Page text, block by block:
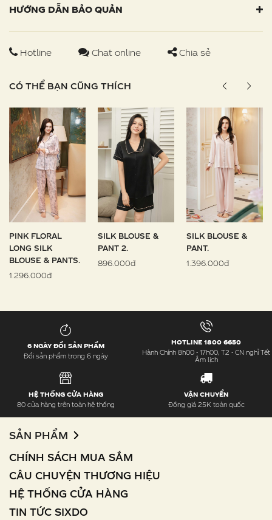
HƯỚNG DẪN BẢO QUẢN
Hotline Chat online Chia sẻ
CÓ THỂ BẠN CŨNG THÍCH
PINK FLORAL
LONG SILK
BLOUSE & PANTS.
1.296.000đ
SILK BLOUSE &
PANT 2.
896.000đ
SILK BLOUSE &
PANT.
1.396.000đ
6 NGÀY ĐỔI SẢN PHẨM
Đổi sản phẩm trong 6 ngày
HOTLINE 1800 6650
Hành Chính 8h00 - 17h00, T2 - CN nghỉ Tết
Âm lịch
HỆ THỐNG CỬA HÀNG
80 cửa hàng trên toàn hệ thống
VẬN CHUYỂN
Đồng giá 25K toàn quốc
SẢN PHẨM
CHÍNH SÁCH MUA SẮM
CÂU CHUYỆN THƯƠNG HIỆU
HỆ THỐNG CỬA HÀNG
TIN TỨC SIXDO